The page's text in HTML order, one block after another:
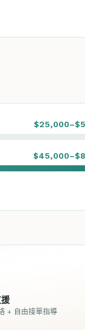
+ 自由接單指導